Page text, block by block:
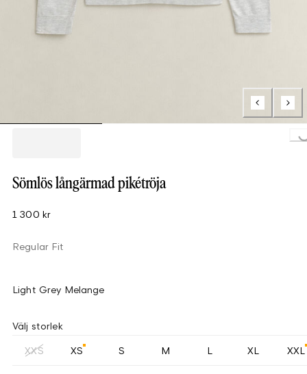
Sömlös långärmad pikétröja
1 300 kr
Regular Fit
Light Grey Melange
Välj storlek
XXS XS S M L XL XXL